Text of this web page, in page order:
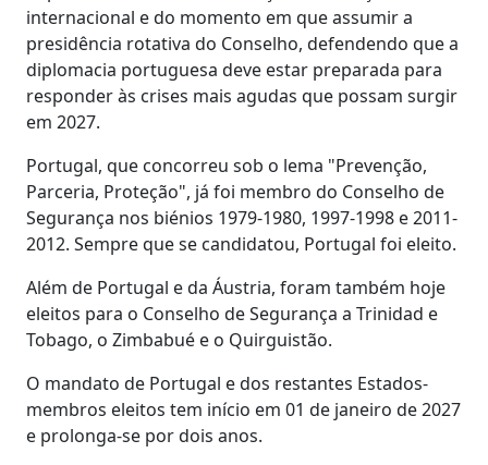
internacional e do momento em que assumir a
presidência rotativa do Conselho, defendendo que a
diplomacia portuguesa deve estar preparada para
responder às crises mais agudas que possam surgir
em 2027.
Portugal, que concorreu sob o lema "Prevenção,
Parceria, Proteção", já foi membro do Conselho de
Segurança nos biénios 1979-1980, 1997-1998 e 2011-
2012. Sempre que se candidatou, Portugal foi eleito.
Além de Portugal e da Áustria, foram também hoje
eleitos para o Conselho de Segurança a Trinidad e
Tobago, o Zimbabué e o Quirguistão.
O mandato de Portugal e dos restantes Estados-
membros eleitos tem início em 01 de janeiro de 2027
e prolonga-se por dois anos.